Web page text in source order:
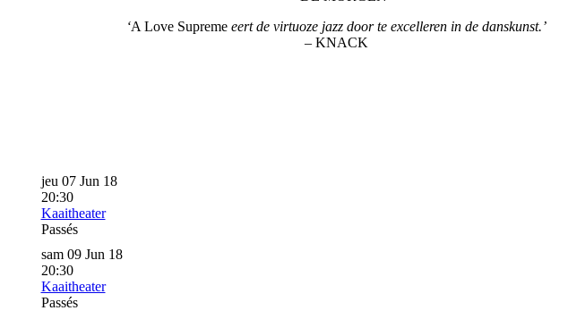
‘A Love Supreme eert de virtuoze jazz door te excelleren in de danskunst.’
– KNACK
jeu 07 Jun 18
20:30
Kaaitheater
Passés
sam 09 Jun 18
20:30
Kaaitheater
Passés